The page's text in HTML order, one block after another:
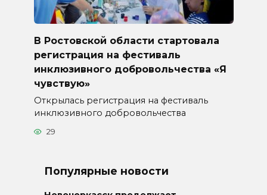
В Ростовской области стартовала
регистрация на фестиваль
инклюзивного добровольчества «Я
чувствую»
Открылась регистрация на фестиваль
инклюзивного добровольчества
29
Популярные новости